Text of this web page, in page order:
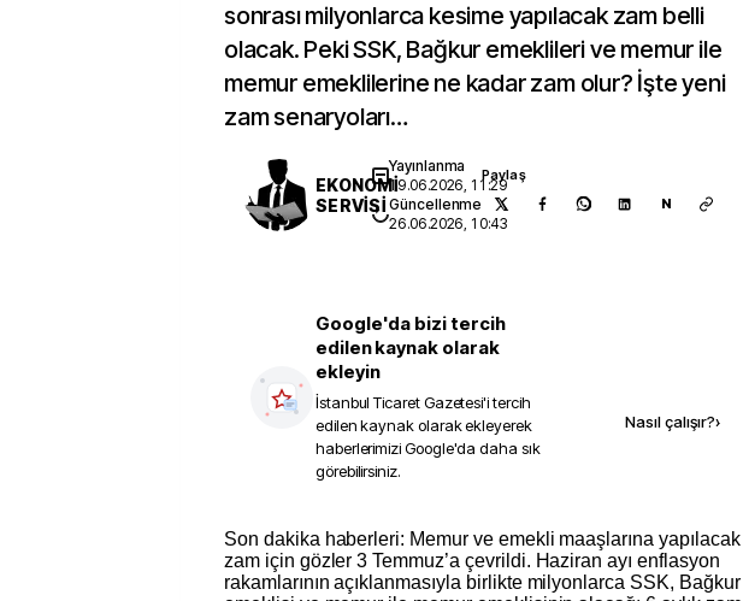
sonrası milyonlarca kesime yapılacak zam belli
olacak. Peki SSK, Bağkur emeklileri ve memur ile
memur emeklilerine ne kadar zam olur? İşte yeni
zam senaryoları…
EKONOMİ
SERVİSİ
Yayınlanma
19.06.2026, 11:29
Güncellenme
26.06.2026, 10:43
Paylaş
N
Google'da bizi tercih
edilen kaynak olarak
ekleyin
İstanbul Ticaret Gazetesi'i tercih
edilen kaynak olarak ekleyerek
haberlerimizi Google'da daha sık
görebilirsiniz.
Nasıl çalışır?›
Son dakika haberleri: Memur ve emekli maaşlarına yapılacak
zam için gözler 3 Temmuz’a çevrildi. Haziran ayı enflasyon
rakamlarının açıklanmasıyla birlikte milyonlarca SSK, Bağkur